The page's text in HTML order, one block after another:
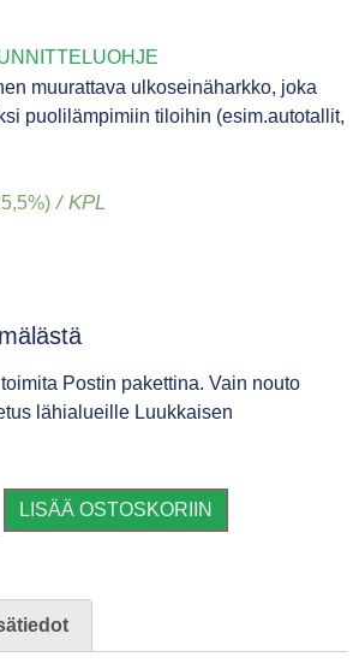
muurattava ulkoseinäharkko, joka
puolilämpimiin tiloihin (esim.autotallit,
/ KPL
Postin pakettina. Vain nouto
lähialueille Luukkaisen
LISÄÄ OSTOSKORIIN